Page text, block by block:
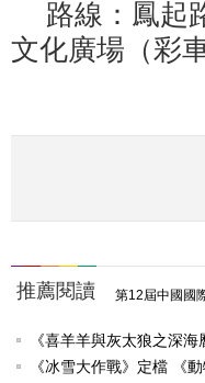
路線：鳳起
文化廣場（彩
推薦閱讀 第12屆中國國
《喜羊羊與灰太狼之深海
《冰雪大作戰》定檔 《